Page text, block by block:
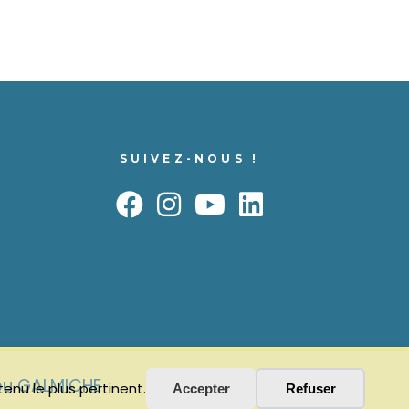
SUIVEZ-NOUS !
le plus pertinent. Accepter Refuser